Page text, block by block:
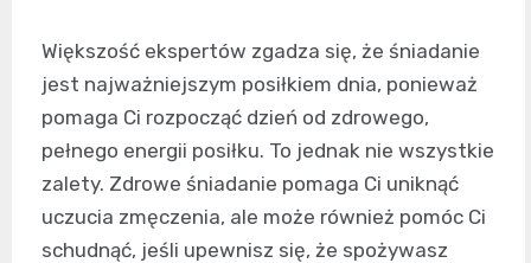
Większość ekspertów zgadza się, że śniadanie
jest najważniejszym posiłkiem dnia, ponieważ
pomaga Ci rozpocząć dzień od zdrowego,
pełnego energii posiłku. To jednak nie wszystkie
zalety. Zdrowe śniadanie pomaga Ci uniknąć
uczucia zmęczenia, ale może również pomóc Ci
schudnąć, jeśli upewnisz się, że spożywasz